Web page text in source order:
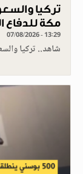
تركيا
مكة
07/08/2026 - 13:29
شاهد.. تركيا